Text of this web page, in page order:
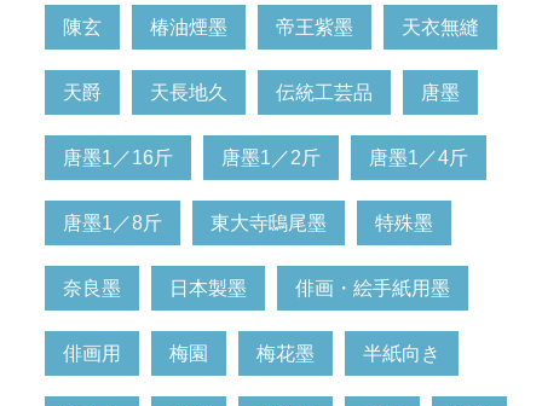
陳玄 椿油煙墨 帝王紫墨 天衣無縫
天爵 天長地久 伝統工芸品 唐墨
唐墨1／16斤 唐墨1／2斤 唐墨1／4斤
唐墨1／8斤 東大寺鴟尾墨 特殊墨
奈良墨 日本製墨 俳画・絵手紙用墨
俳画用 梅園 梅花墨 半紙向き